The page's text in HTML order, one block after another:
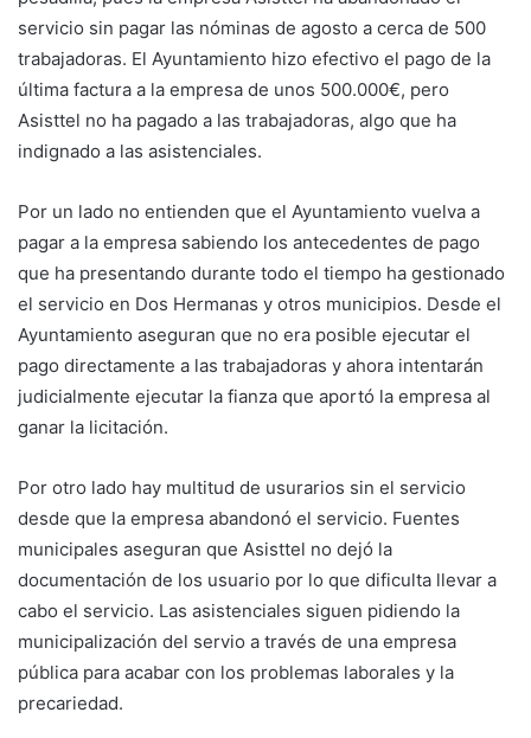
servicio sin pagar las nóminas de agosto a cerca de 500
trabajadoras. El Ayuntamiento hizo efectivo el pago de la
última factura a la empresa de unos 500.000€, pero
Asisttel no ha pagado a las trabajadoras, algo que ha
indignado a las asistenciales.
Por un lado no entienden que el Ayuntamiento vuelva a
pagar a la empresa sabiendo los antecedentes de pago
que ha presentando durante todo el tiempo ha gestionado
el servicio en Dos Hermanas y otros municipios. Desde el
Ayuntamiento aseguran que no era posible ejecutar el
pago directamente a las trabajadoras y ahora intentarán
judicialmente ejecutar la fianza que aportó la empresa al
ganar la licitación.
Por otro lado hay multitud de usurarios sin el servicio
desde que la empresa abandonó el servicio. Fuentes
municipales aseguran que Asisttel no dejó la
documentación de los usuario por lo que dificulta llevar a
cabo el servicio. Las asistenciales siguen pidiendo la
municipalización del servio a través de una empresa
pública para acabar con los problemas laborales y la
precariedad.